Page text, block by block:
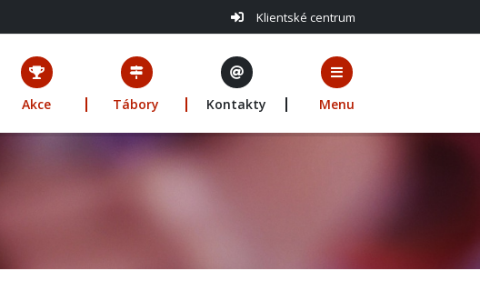
Klientské centrum
Akce Tábory Kontakty Menu